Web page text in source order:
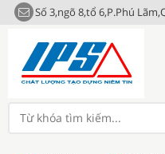
Số 3,ngõ 8,tổ 6,P.Phú